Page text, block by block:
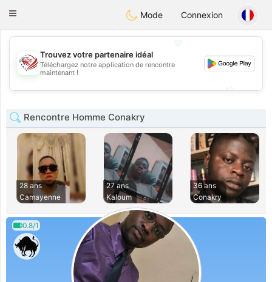
StatesDating
Toggle
Mode Connexion
💖
💕
Trouvez votre partenaire idéal
Téléchargez notre application de rencontre
maintenant !
Rencontre Homme Conakry
28 ans
Camayenne
27 ans
Kaloum
36 ans
Conakry
0.8/1